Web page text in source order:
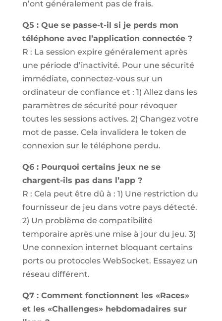
n’ont généralement pas de frais.
Q5 : Que se passe-t-il si je perds mon
téléphone avec l’application connectée ?
R : La session expire généralement après
une période d’inactivité. Pour une sécurité
immédiate, connectez-vous sur un
ordinateur de confiance et : 1) Allez dans les
paramètres de sécurité pour révoquer
toutes les sessions actives. 2) Changez votre
mot de passe. Cela invalidera le token de
connexion sur le téléphone perdu.
Q6 : Pourquoi certains jeux ne se
chargent-ils pas dans l’app ?
R : Cela peut être dû à : 1) Une restriction du
fournisseur de jeu dans votre pays détecté.
2) Un problème de compatibilité
temporaire après une mise à jour du jeu. 3)
Une connexion internet bloquant certains
ports ou protocoles WebSocket. Essayez un
réseau différent.
Q7 : Comment fonctionnent les «Races»
et les «Challenges» hebdomadaires sur